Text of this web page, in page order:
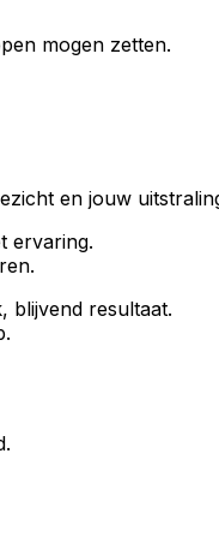
mogen zetten.
en jouw
ervaring.
blijvend resultaat.